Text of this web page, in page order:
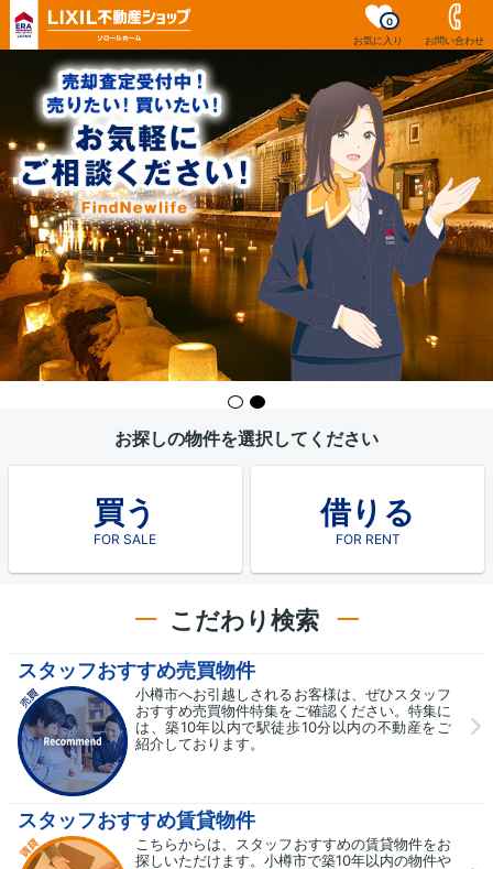
お気に入り
0
お問い合わせ
お探しの物件を選択してください
買う
FOR SALE
借りる
FOR RENT
こだわり検索
スタッフおすすめ売買物件
小樽市へお引越しされるお客様は、ぜひスタッフ
おすすめ売買物件特集をご確認ください。特集に
は、築10年以内で駅徒歩10分以内の不動産をご
紹介しております。
スタッフおすすめ賃貸物件
こちらからは、スタッフおすすめの賃貸物件をお
探しいただけます。小樽市で築10年以内の物件や